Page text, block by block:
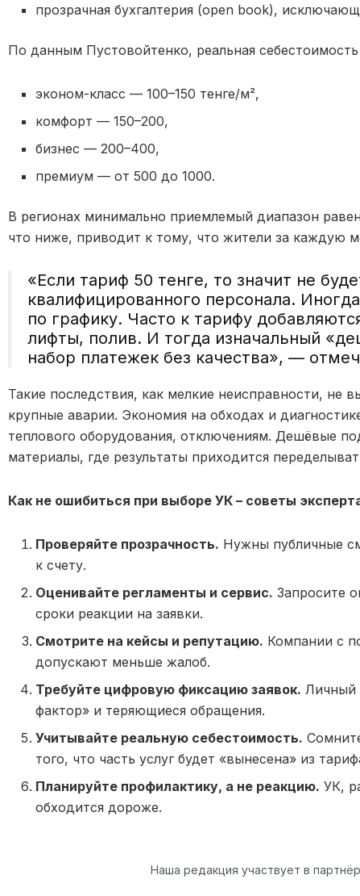
прозрачная бухгалтерия (open book),
По данным Пустовойтенко, реальная
эконом-класс — 100–150 тенге/м²,
комфорт — 150–200,
бизнес — 200–400,
премиум — от 500 до 1000.
В регионах минимально приемлемый диапазон
что ниже, приводит к тому, что жители за каждую
«Если тариф 50 тенге, то значит не
квалифицированного персонала.
по графику. Часто к тарифу
лифты, полив. И тогда изначальный
набор платежек без качества», —
Такие последствия, как мелкие неисправности, не
крупные аварии. Экономия на обходах и
теплового оборудования, отключениям. Дешёвые
материалы, где результаты приходится
Как не ошибиться при выборе УК – советы
Проверяйте прозрачность. Нужны публичные
к счету.
Оценивайте регламенты и сервис. Запросите
сроки реакции на заявки.
Смотрите на кейсы и репутацию. Компании с
допускают меньше жалоб.
Требуйте цифровую фиксацию заявок. Личный
фактор» и теряющиеся обращения.
Учитывайте реальную себестоимость.
того, что часть услуг будет «вынесена» из
Планируйте профилактику, а не реакцию. УК,
обходится дороже.
Наша редакция участвует в